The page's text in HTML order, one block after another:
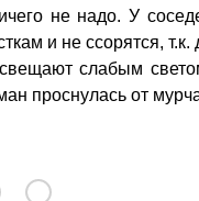
не надо. У
и не ссорятся, т.к.
слабым
проснулась от